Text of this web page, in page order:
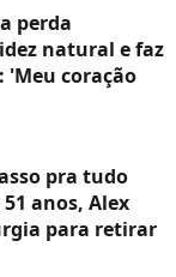
perda
natural e faz
'Meu coração
pra tudo
anos, Alex
para retirar